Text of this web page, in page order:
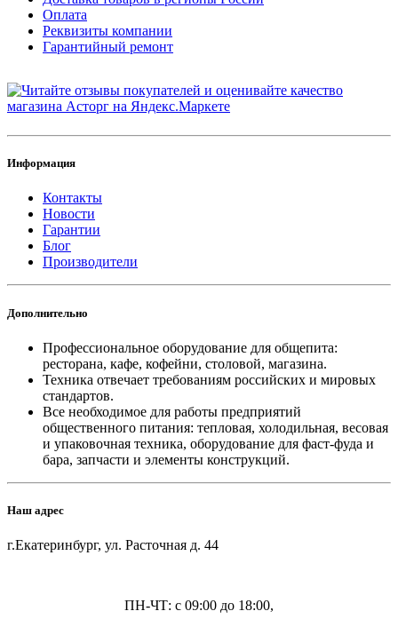
Оплата
Реквизиты компании
Гарантийный ремонт
Информация
Контакты
Новости
Гарантии
Блог
Производители
Дополнительно
Профессиональное оборудование для общепита:
ресторана, кафе, кофейни, столовой, магазина.
Техника отвечает требованиям российских и мировых
стандартов.
Все необходимое для работы предприятий
общественного питания: тепловая, холодильная, весовая
и упаковочная техника, оборудование для фаст-фуда и
бара, запчасти и элементы конструкций.
Наш адрес
г.Екатеринбург, ул. Расточная д. 44
ПН-ЧТ: с 09:00 до 18:00,